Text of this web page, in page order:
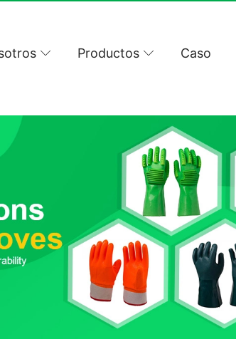
Productos Caso